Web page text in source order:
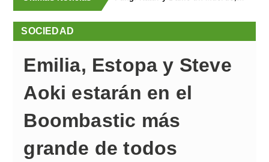
SOCIEDAD
Emilia, Estopa y Steve
Aoki estarán en el
Boombastic más
grande de todos